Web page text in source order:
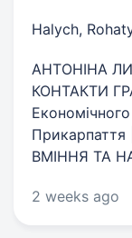
Halych,
АНТОНІНА
КОНТАКТИ
ВМІННЯ ТА
2 weeks ago